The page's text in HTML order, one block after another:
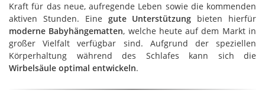
Kraft für das neue, aufregende Leben sowie die kommenden
aktiven Stunden. Eine gute Unterstützung bieten hierfür
moderne Babyhängematten, welche heute auf dem Markt in
großer Vielfalt verfügbar sind. Aufgrund der speziellen
Körperhaltung während des Schlafes kann sich die
Wirbelsäule optimal entwickeln.